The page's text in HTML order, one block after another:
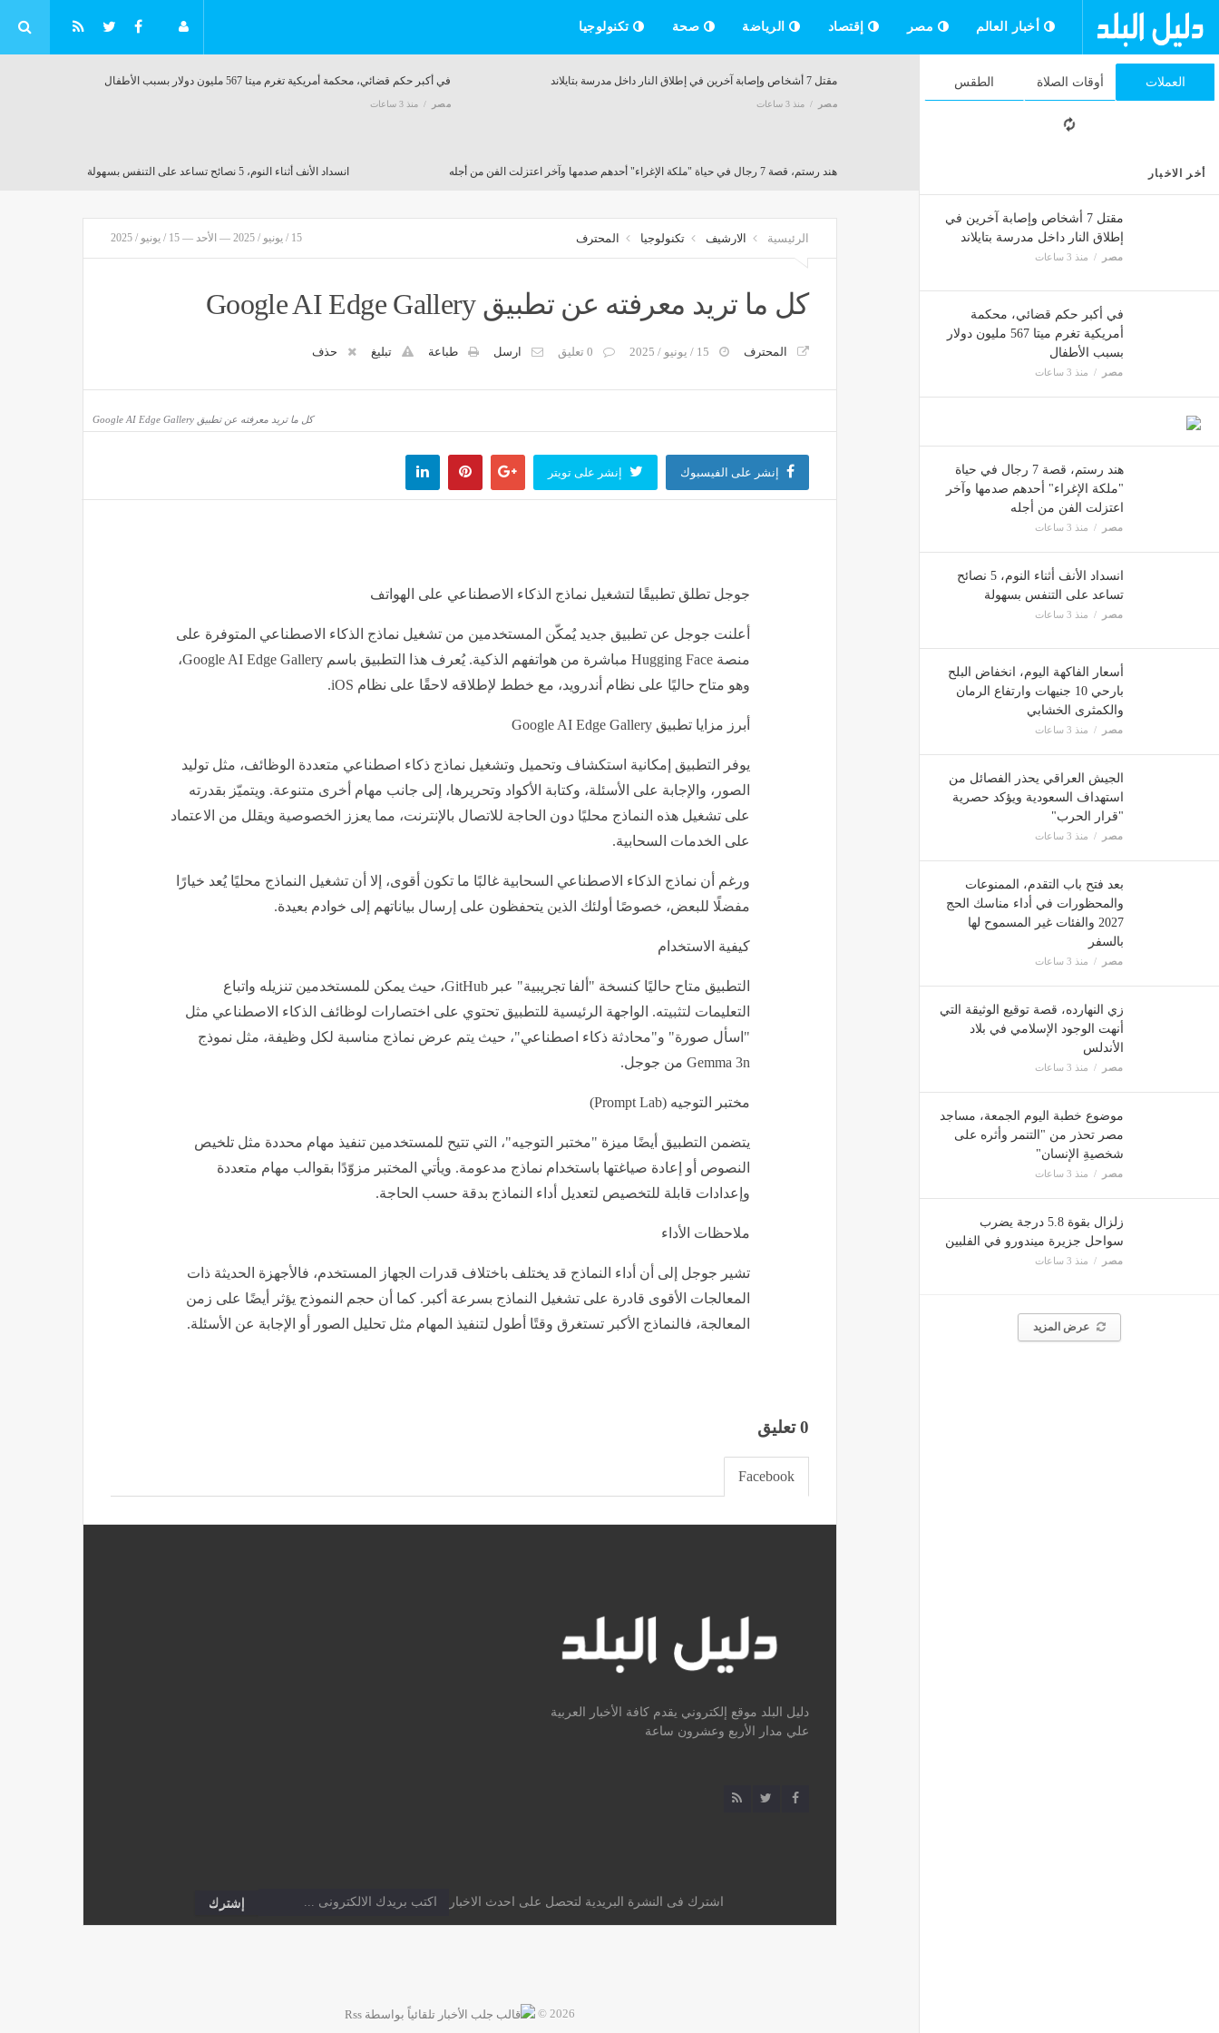
أخبار العالم مصر إقتصاد الرياضة صحة تكنولوجيا
العملات أوقات الصلاة الطقس
أخر الاخبار
مقتل 7 أشخاص وإصابة آخرين في
إطلاق النار داخل مدرسة بتايلاند
مصر منذ 3 ساعات
في أكبر حكم قضائي، محكمة
أمريكية تغرم ميتا 567 مليون دولار
بسبب الأطفال
مصر منذ 3 ساعات
هند رستم، قصة 7 رجال في حياة
"ملكة الإغراء" أحدهم صدمها وآخر
اعتزلت الفن من أجله
مصر منذ 3 ساعات
انسداد الأنف أثناء النوم، 5 نصائح
تساعد على التنفس بسهولة
مصر منذ 3 ساعات
أسعار الفاكهة اليوم، انخفاض البلح
بارحي 10 جنيهات وارتفاع الرمان
والكمثرى الخشابي
مصر منذ 3 ساعات
الجيش العراقي يحذر الفصائل من
استهداف السعودية ويؤكد حصرية
"قرار الحرب"
مصر منذ 3 ساعات
بعد فتح باب التقدم، الممنوعات
والمحظورات في أداء مناسك الحج
2027 والفئات غير المسموح لها
بالسفر
مصر منذ 3 ساعات
زي النهارده، قصة توقيع الوثيقة التي
أنهت الوجود الإسلامي في بلاد
الأندلس
مصر منذ 3 ساعات
موضوع خطبة اليوم الجمعة، مساجد
مصر تحذر من "التنمر وأثره على
شخصيةِ الإنسان"
مصر منذ 3 ساعات
زلزال بقوة 5.8 درجة يضرب
سواحل جزيرة ميندورو في الفلبين
مصر منذ 3 ساعات
عرض المزيد
مقتل 7 أشخاص وإصابة آخرين في إطلاق النار داخل مدرسة بتايلاند
مصر منذ 3 ساعات
في أكبر حكم قضائي، محكمة أمريكية تغرم ميتا 567 مليون دولار بسبب الأطفال
مصر منذ 3 ساعات
هند رستم، قصة 7 رجال في حياة "ملكة الإغراء" أحدهم صدمها وآخر اعتزلت الفن من أجله انسداد الأنف أثناء النوم، 5 نصائح تساعد على التنفس بسهولة
أسعار الفاكهة اليوم، انخفاض البلح بارحي 10 جنيهات وارتفاع الرمان والكمثرى الخشابي
الجيش العراقي يحذر الفصائل من استهداف السعودية ويؤكد حصرية "قرار الحرب"
منذ 3 ساعات
موضوع خطبة اليوم الجمعة، مساجد مصر تحذر من "التنمر وأثره على شخصيةِ الإنسان" زلزال بقوة 5.8 درجة يضرب سواحل جزيرة ميندورو في الفلبين
الرئيسية الارشيف تكنولوجيا المحترف 15 / يونيو / 2025 — الأحد — 15 / يونيو / 2025
كل ما تريد معرفته عن تطبيق Google AI Edge Gallery
المحترف 0 تعليق ارسل طباعة تبليغ حذف
كل ما تريد معرفته عن تطبيق Google AI Edge Gallery
إنشر على الفيسبوك إنشر على تويتر
جوجل تطلق تطبيقًا لتشغيل نماذج الذكاء الاصطناعي على الهواتف
أعلنت جوجل عن تطبيق جديد يُمكّن المستخدمين من تشغيل نماذج الذكاء الاصطناعي المتوفرة على
منصة Hugging Face مباشرة من هواتفهم الذكية. يُعرف هذا التطبيق باسم Google AI Edge Gallery،
وهو متاح حاليًا على نظام أندرويد، مع خطط لإطلاقه لاحقًا على نظام iOS.
أبرز مزايا تطبيق Google AI Edge Gallery
يوفر التطبيق إمكانية استكشاف وتحميل وتشغيل نماذج ذكاء اصطناعي متعددة الوظائف، مثل توليد
الصور، والإجابة على الأسئلة، وكتابة الأكواد وتحريرها، إلى جانب مهام أخرى متنوعة. ويتميّز بقدرته
على تشغيل هذه النماذج محليًا دون الحاجة للاتصال بالإنترنت، مما يعزز الخصوصية ويقلل من الاعتماد
على الخدمات السحابية.
ورغم أن نماذج الذكاء الاصطناعي السحابية غالبًا ما تكون أقوى، إلا أن تشغيل النماذج محليًا يُعد خيارًا
مفضلًا للبعض، خصوصًا أولئك الذين يتحفظون على إرسال بياناتهم إلى خوادم بعيدة.
كيفية الاستخدام
التطبيق متاح حاليًا كنسخة "ألفا تجريبية" عبر GitHub، حيث يمكن للمستخدمين تنزيله واتباع
التعليمات لتثبيته. الواجهة الرئيسية للتطبيق تحتوي على اختصارات لوظائف الذكاء الاصطناعي مثل
"اسأل صورة" و"محادثة ذكاء اصطناعي"، حيث يتم عرض نماذج مناسبة لكل وظيفة، مثل نموذج
Gemma 3n من جوجل.
مختبر التوجيه (Prompt Lab)
يتضمن التطبيق أيضًا ميزة "مختبر التوجيه"، التي تتيح للمستخدمين تنفيذ مهام محددة مثل تلخيص
النصوص أو إعادة صياغتها باستخدام نماذج مدعومة. ويأتي المختبر مزوّدًا بقوالب مهام متعددة
وإعدادات قابلة للتخصيص لتعديل أداء النماذج بدقة حسب الحاجة.
ملاحظات الأداء
تشير جوجل إلى أن أداء النماذج قد يختلف باختلاف قدرات الجهاز المستخدم، فالأجهزة الحديثة ذات
المعالجات الأقوى قادرة على تشغيل النماذج بسرعة أكبر. كما أن حجم النموذج يؤثر أيضًا على زمن
المعالجة، فالنماذج الأكبر تستغرق وقتًا أطول لتنفيذ المهام مثل تحليل الصور أو الإجابة عن الأسئلة.
0 تعليق
Facebook
دليل البلد موقع إلكتروني يقدم كافة الأخبار العربية
علي مدار الأربع وعشرون ساعة
اشترك فى النشرة البريدية لتحصل على احدث الاخبار
2026 ©